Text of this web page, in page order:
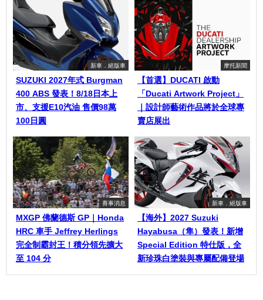
新車．絕版車
SUZUKI 2027年式 Burgman
400 ABS 發表！8/18日本上
市、支援E10汽油 售價98萬
100日圓
摩托新聞
【首選】DUCATI 啟動
「Ducati Artwork Project」
｜設計師藝術作品將於全球專
賣店展出
賽事消息
MXGP 佛蘭德斯 GP｜Honda
HRC 車手 Jeffrey Herlings
完全制霸封王！積分領先擴大
至 104 分
新車．絕版車
【海外】2027 Suzuki
Hayabusa（隼）發表！新增
Special Edition 特仕版，全
新珍珠白塗裝與專屬配備登場